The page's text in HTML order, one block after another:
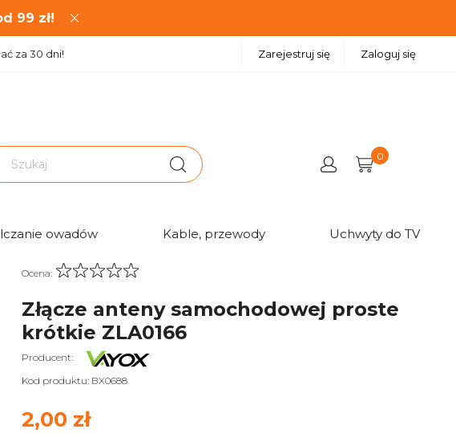
99 zł!
za 30 dni! Zarejestruj się Zaloguj się
0
owadów Kable, przewody Uchwyty do TV
Ocena:
Złącze anteny samochodowej proste
krótkie ZLA0166
Producent:
Kod produktu: BX0688
2,00 zł